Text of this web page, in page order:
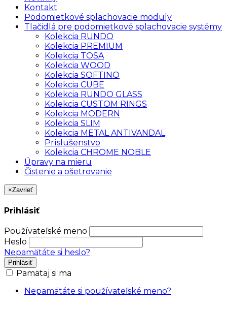
Kontakt
Podomietkové splachovacie moduly
Tlačidlá pre podomietkové splachovacie systémy
Kolekcia RUNDO
Kolekcia PREMIUM
Kolekcia TOSA
Kolekcia WOOD
Kolekcia SOFTINO
Kolekcia CUBE
Kolekcia RUNDO GLASS
Kolekcia CUSTOM RINGS
Kolekcia MODERN
Kolekcia SLIM
Kolekcia METAL ANTIVANDAL
Príslušenstvo
Kolekcia CHROME NOBLE
Úpravy na mieru
Čistenie a ošetrovanie
×Zavrieť
Prihlásiť
Používateľské meno
Heslo
Nepamätáte si heslo?
Prihlásiť
Pamätaj si ma
Nepamätáte si používateľské meno?